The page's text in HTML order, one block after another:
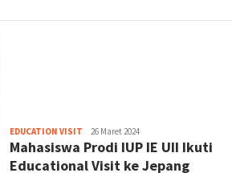
EDUCATION VISIT Heri
Purwata
26 Maret 2024
Mahasiswa Prodi IUP IE UII Ikuti
Educational Visit ke Jepang